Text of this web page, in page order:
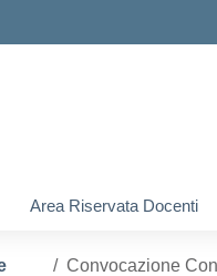
Area Riservata Docenti
Convocazione